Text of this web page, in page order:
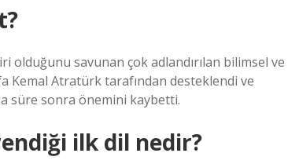
savunan çok adlandırılan bilimsel ve
Kemal Atratürk tarafından desteklendi ve
süre sonra önemini kaybetti.
ilk dil nedir?